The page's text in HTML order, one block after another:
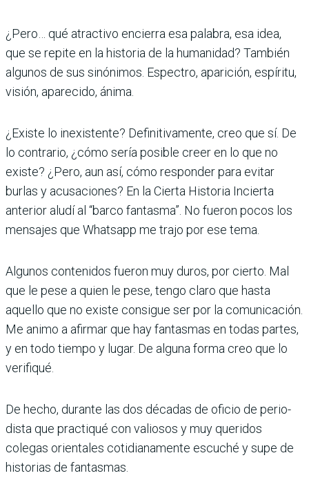
¿Pero… qué atrac­tivo encierra esa palabra, esa idea,
que se repite en la histo­ria de la humanidad? También
algunos de sus sinóni­mos. Espectro, aparición, espíritu,
visión, aparecido, ánima.
¿Existe lo inexistente? Defi­nitivamente, creo que sí. De
lo contrario, ¿cómo sería posi­ble creer en lo que no
existe? ¿Pero, aun así, cómo respon­der para evitar
burlas y acu­saciones? En la Cierta Histo­ria Incierta
anterior aludí al “barco fantasma”. No fueron pocos los
mensajes que What­sapp me trajo por ese tema.
Algunos contenidos fueron muy duros, por cierto. Mal
que le pese a quien le pese, tengo claro que hasta
aquello que no existe consigue ser por la comunicación.
Me animo a afirmar que hay fantasmas en todas partes,
y en todo tiempo y lugar. De alguna forma creo que lo
verifiqué.
De hecho, durante las dos décadas de oficio de perio­
dista que practiqué con valio­sos y muy queridos
colegas orientales cotidianamente escuché y supe de
historias de fantasmas.